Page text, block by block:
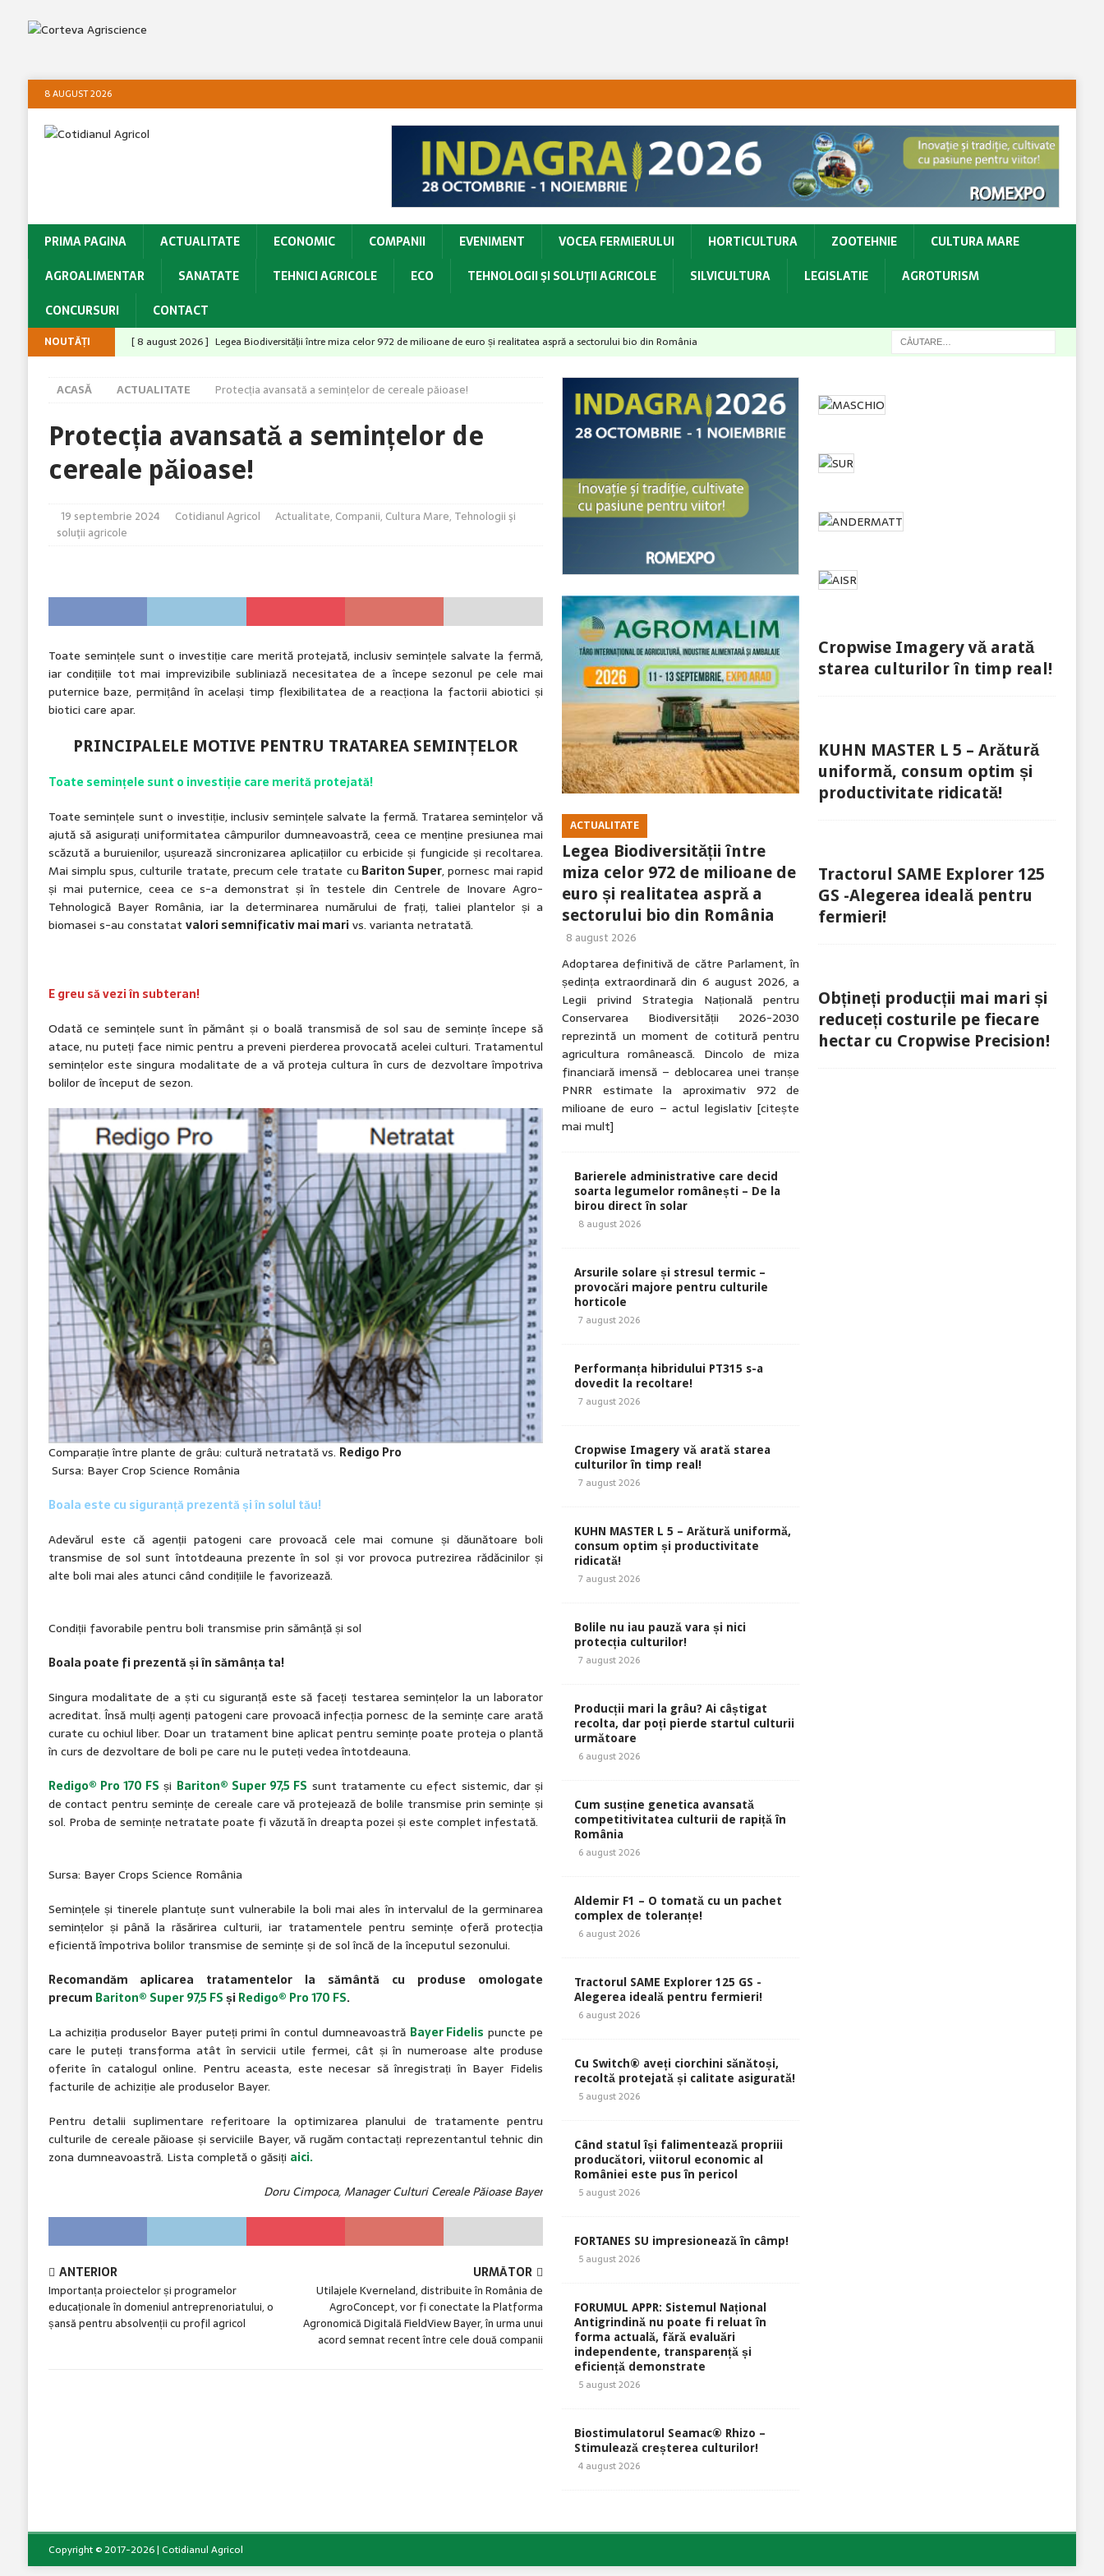
8 AUGUST 2026
PRIMA PAGINA ACTUALITATE ECONOMIC COMPANII EVENIMENT VOCEA FERMIERULUI HORTICULTURA ZOOTEHNIE
CULTURA MARE
AGROALIMENTAR
SANATATE TEHNICI AGRICOLE ECO TEHNOLOGII ŞI SOLUŢII AGRICOLE SILVICULTURA LEGISLATIE
AGROTURISM
CONCURSURI
CONTACT
NOUTĂȚI [ 8 august 2026 ] Legea Biodiversității între miza celor 972 de milioane de euro și realitatea aspră a sectorului bio din România
[ 8 august 2026 ]
Barierele administrative care decid soarta legumelor românești – De la birou direct în solar ACTUALITATE
[ 7 august 2026 ]
Arsurile solare și stresul termic – provocări majore pentru culturile horticole
ACTUALITATE
[ 7 august 2026 ]
Performanța hibridului PT315 s-a dovedit la recoltare!
[ 7 august 2026 ] Cropwise Imagery vă arată starea culturilor în timp real!
ACASĂ ACTUALITATE Protecția avansată a semințelor de cereale păioase!
Protecția avansată a semințelor de
cereale păioase!
19 septembrie 2024 Cotidianul Agricol Actualitate, Companii, Cultura Mare, Tehnologii şi
soluţii agricole
Toate semințele sunt o investiție care merită protejată, inclusiv semințele salvate la fermă,
iar condițiile tot mai imprevizibile subliniază necesitatea de a începe sezonul pe cele mai
puternice baze, permițând în același timp flexibilitatea de a reacționa la factorii abiotici și
biotici care apar.
PRINCIPALELE MOTIVE PENTRU TRATAREA SEMINȚELOR
Toate semințele sunt o investiție care merită protejată!
Toate semințele sunt o investiție, inclusiv semințele salvate la fermă. Tratarea semințelor vă
ajută să asigurați uniformitatea câmpurilor dumneavoastră, ceea ce menține presiunea mai
scăzută a buruienilor, ușurează sincronizarea aplicațiilor cu erbicide și fungicide și recoltarea.
Mai simplu spus, culturile tratate, precum cele tratate cu Bariton Super, pornesc mai rapid
și mai puternice, ceea ce s-a demonstrat și în testele din Centrele de Inovare Agro-
Tehnologică Bayer România, iar la determinarea numărului de frați, taliei plantelor și a
biomasei s-au constatat valori semnificativ mai marivs. varianta netratată.
E greu să vezi în subteran!
Odată ce semințele sunt în pământ și o boală transmisă de sol sau de semințe începe să
atace, nu puteți face nimic pentru a preveni pierderea provocată acelei culturi. Tratamentul
semințelor este singura modalitate de a vă proteja cultura în curs de dezvoltare împotriva
bolilor de început de sezon.
Comparație între plante de grâu: cultură netratată vs. Redigo Pro
Sursa: Bayer Crop Science România
Boala este cu siguranță prezentă și în solul tău!
Adevărul este că agenții patogeni care provoacă cele mai comune și dăunătoare boli
transmise de sol sunt întotdeauna prezente în sol și vor provoca putrezirea rădăcinilor și
alte boli mai ales atunci când condițiile le favorizează.
Condiții favorabile pentru boli transmise prin sămânță și sol
Boala poate fi prezentă și în sămânța ta!
Singura modalitate de a ști cu siguranță este să faceți testarea semințelor la un laborator
acreditat. Însă mulți agenți patogeni care provoacă infecția pornesc de la semințe care arată
curate cu ochiul liber. Doar un tratament bine aplicat pentru semințe poate proteja o plantă
în curs de dezvoltare de boli pe care nu le puteți vedea întotdeauna.
Redigo® Pro 170 FS și Bariton® Super 97,5 FS sunt tratamente cu efect sistemic, dar și
de contact pentru semințe de cereale care vă protejează de bolile transmise prin semințe și
sol. Proba de semințe netratate poate fi văzută în dreapta pozei și este complet infestată.
Sursa: Bayer Crops Science România
Semințele și tinerele plantuțe sunt vulnerabile la boli mai ales în intervalul de la germinarea
semințelor și până la răsărirea culturii, iar tratamentele pentru semințe oferă protecția
eficientă împotriva bolilor transmise de semințe și de sol încă de la începutul sezonului.
Recomandăm aplicarea tratamentelor la sământă cu produse omologate
precum Bariton® Super 97,5 FSșiRedigo® Pro 170 FS.
La achiziția produselor Bayer puteți primi în contul dumneavoastră Bayer Fidelis puncte pe
care le puteți transforma atât în servicii utile fermei, cât și în numeroase alte produse
oferite în catalogul online. Pentru aceasta, este necesar să înregistrați în Bayer Fidelis
facturile de achiziție ale produselor Bayer.
Pentru detalii suplimentare referitoare la optimizarea planului de tratamente pentru
culturile de cereale păioase și serviciile Bayer, vă rugăm contactați reprezentantul tehnic din
zona dumneavoastră. Lista completă o găsiți aici.
Doru Cimpoca, Manager Culturi Cereale Păioase Bayer
ANTERIOR
Importanța proiectelor și programelor
educaționale în domeniul antreprenoriatului, o
șansă pentru absolvenții cu profil agricol
URMĂTOR
Utilajele Kverneland, distribuite în România de
AgroConcept, vor fi conectate la Platforma
Agronomică Digitală FieldView Bayer, în urma unui
acord semnat recent între cele două companii
ACTUALITATE
Legea Biodiversității între
miza celor 972 de milioane de
euro și realitatea aspră a
sectorului bio din România
8 august 2026
Adoptarea definitivă de către Parlament, în
ședința extraordinară din 6 august 2026, a
Legii privind Strategia Națională pentru
Conservarea Biodiversității 2026-2030
reprezintă un moment de cotitură pentru
agricultura românească. Dincolo de miza
financiară imensă – deblocarea unei tranșe
PNRR estimate la aproximativ 972 de
milioane de euro – actul legislativ [citește
mai mult]
Barierele administrative care decid
soarta legumelor românești – De la
birou direct în solar
8 august 2026
Arsurile solare și stresul termic –
provocări majore pentru culturile
horticole
7 august 2026
Performanța hibridului PT315 s-a
dovedit la recoltare!
7 august 2026
Cropwise Imagery vă arată starea
culturilor în timp real!
7 august 2026
KUHN MASTER L 5 – Arătură uniformă,
consum optim și productivitate
ridicată!
7 august 2026
Bolile nu iau pauză vara și nici
protecția culturilor!
7 august 2026
Producții mari la grâu? Ai câștigat
recolta, dar poți pierde startul culturii
următoare
6 august 2026
Cum susține genetica avansată
competitivitatea culturii de rapiță în
România
6 august 2026
Aldemir F1 – O tomată cu un pachet
complex de toleranțe!
6 august 2026
Tractorul SAME Explorer 125 GS -
Alegerea ideală pentru fermieri!
6 august 2026
Cu Switch® aveți ciorchini sănătoși,
recoltă protejată și calitate asigurată!
5 august 2026
Când statul își falimentează propriii
producători, viitorul economic al
României este pus în pericol
5 august 2026
FORTANES SU impresionează în câmp!
5 august 2026
FORUMUL APPR: Sistemul Național
Antigrindină nu poate fi reluat în
forma actuală, fără evaluări
independente, transparență și
eficiență demonstrate
5 august 2026
Biostimulatorul Seamac® Rhizo –
Stimulează creșterea culturilor!
4 august 2026
Cropwise Imagery vă arată
starea culturilor în timp real!
KUHN MASTER L 5 – Arătură
uniformă, consum optim și
productivitate ridicată!
Tractorul SAME Explorer 125
GS -Alegerea ideală pentru
fermieri!
Obțineți producții mai mari și
reduceți costurile pe fiecare
hectar cu Cropwise Precision!
Copyright © 2017-2026 | Cotidianul Agricol